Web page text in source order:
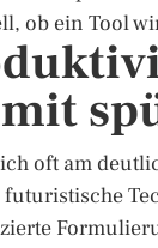
ob ein Tool
oft am